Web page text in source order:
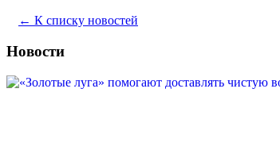
← К списку новостей
Новости